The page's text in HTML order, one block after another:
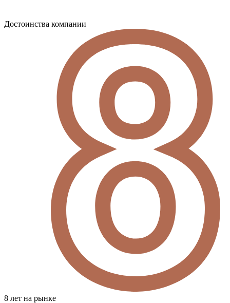
Достоинства компании
8 лет на рынке